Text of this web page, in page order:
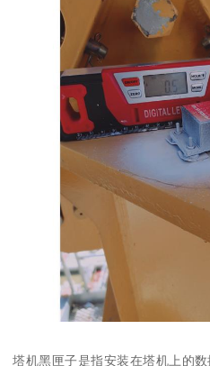
塔机黑匣子是指安装在塔机上的